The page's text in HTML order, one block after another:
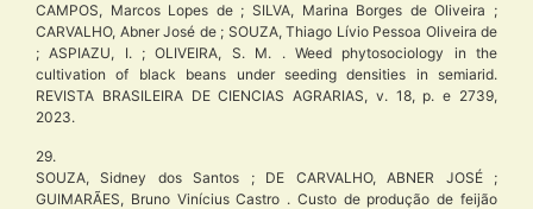
CAMPOS, Marcos Lopes de ; SILVA, Marina Borges de Oliveira ;
CARVALHO, Abner José de ; SOUZA, Thiago Lívio Pessoa Oliveira de
; ASPIAZU, I. ; OLIVEIRA, S. M. . Weed phytosociology in the
cultivation of black beans under seeding densities in semiarid.
REVISTA BRASILEIRA DE CIENCIAS AGRARIAS, v. 18, p. e 2739,
2023.
29.
SOUZA, Sidney dos Santos ; DE CARVALHO, ABNER JOSÉ ;
GUIMARÃES, Bruno Vinícius Castro . Custo de produção de feijão